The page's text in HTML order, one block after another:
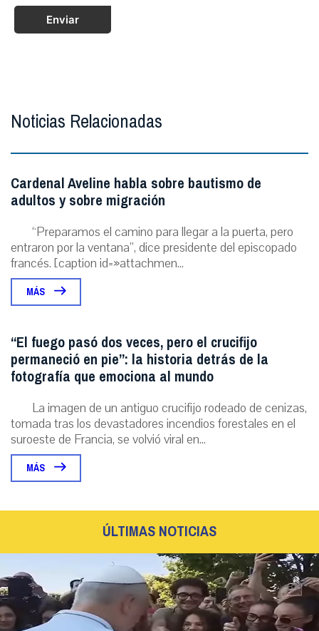
Enviar
Noticias Relacionadas
Cardenal Aveline habla sobre bautismo de
adultos y sobre migración
“Preparamos el camino para llegar a la puerta, pero
entraron por la ventana”, dice presidente del episcopado
francés. [caption id=»attachmen...
MÁS
“El fuego pasó dos veces, pero el crucifijo
permaneció en pie”: la historia detrás de la
fotografía que emociona al mundo
La imagen de un antiguo crucifijo rodeado de cenizas,
tomada tras los devastadores incendios forestales en el
suroeste de Francia, se volvió viral en...
MÁS
ÚLTIMAS NOTICIAS